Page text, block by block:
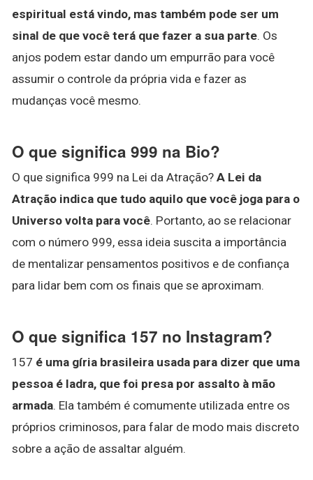
espiritual está vindo, mas também pode ser um
sinal de que você terá que fazer a sua parte. Os
anjos podem estar dando um empurrão para você
assumir o controle da própria vida e fazer as
mudanças você mesmo.
O que significa 999 na Bio?
O que significa 999 na Lei da Atração? A Lei da
Atração indica que tudo aquilo que você joga para o
Universo volta para você. Portanto, ao se relacionar
com o número 999, essa ideia suscita a importância
de mentalizar pensamentos positivos e de confiança
para lidar bem com os finais que se aproximam.
O que significa 157 no Instagram?
157 é uma gíria brasileira usada para dizer que uma
pessoa é ladra, que foi presa por assalto à mão
armada. Ela também é comumente utilizada entre os
próprios criminosos, para falar de modo mais discreto
sobre a ação de assaltar alguém.